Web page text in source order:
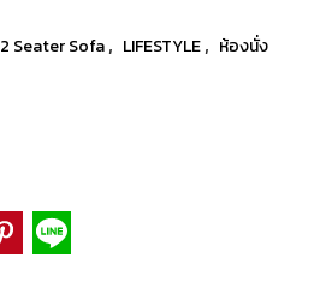
2 Seater Sofa, LIFESTYLE, ห้องนั่ง